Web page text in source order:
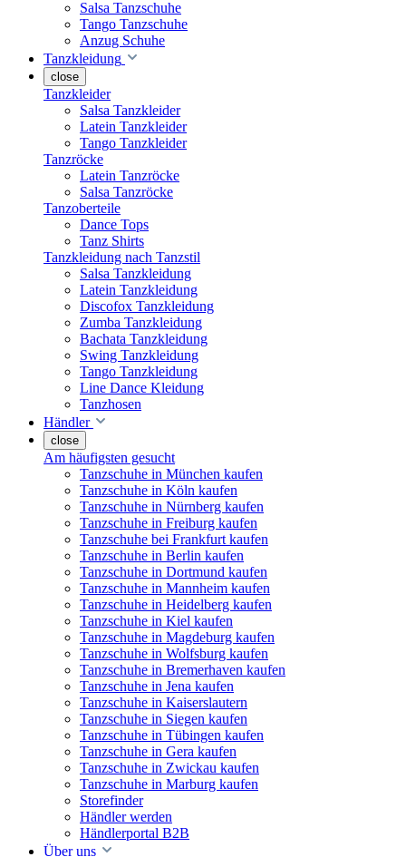
Salsa Tanzschuhe
Tango Tanzschuhe
Anzug Schuhe
Tanzkleidung
close
Tanzkleider
Salsa Tanzkleider
Latein Tanzkleider
Tango Tanzkleider
Tanzröcke
Latein Tanzröcke
Salsa Tanzröcke
Tanzoberteile
Dance Tops
Tanz Shirts
Tanzkleidung nach Tanzstil
Salsa Tanzkleidung
Latein Tanzkleidung
Discofox Tanzkleidung
Zumba Tanzkleidung
Bachata Tanzkleidung
Swing Tanzkleidung
Tango Tanzkleidung
Line Dance Kleidung
Tanzhosen
Händler
close
Am häufigsten gesucht
Tanzschuhe in München kaufen
Tanzschuhe in Köln kaufen
Tanzschuhe in Nürnberg kaufen
Tanzschuhe in Freiburg kaufen
Tanzschuhe bei Frankfurt kaufen
Tanzschuhe in Berlin kaufen
Tanzschuhe in Dortmund kaufen
Tanzschuhe in Mannheim kaufen
Tanzschuhe in Heidelberg kaufen
Tanzschuhe in Kiel kaufen
Tanzschuhe in Magdeburg kaufen
Tanzschuhe in Wolfsburg kaufen
Tanzschuhe in Bremerhaven kaufen
Tanzschuhe in Jena kaufen
Tanzschuhe in Kaiserslautern
Tanzschuhe in Siegen kaufen
Tanzschuhe in Tübingen kaufen
Tanzschuhe in Gera kaufen
Tanzschuhe in Zwickau kaufen
Tanzschuhe in Marburg kaufen
Storefinder
Händler werden
Händlerportal B2B
Über uns